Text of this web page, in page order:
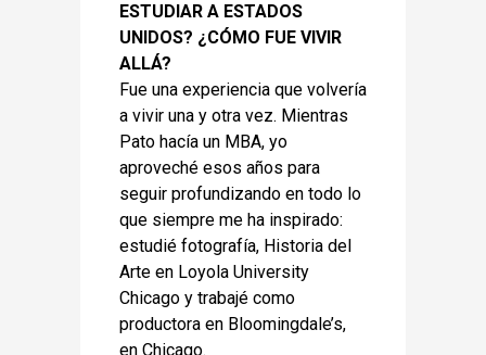
ESTUDIAR A ESTADOS
UNIDOS? ¿CÓMO FUE VIVIR
ALLÁ?
Fue una experiencia que volvería
a vivir una y otra vez. Mientras
Pato hacía un MBA, yo
aproveché esos años para
seguir profundizando en todo lo
que siempre me ha inspirado:
estudié fotografía, Historia del
Arte en Loyola University
Chicago y trabajé como
productora en Bloomingdale’s,
en Chicago.